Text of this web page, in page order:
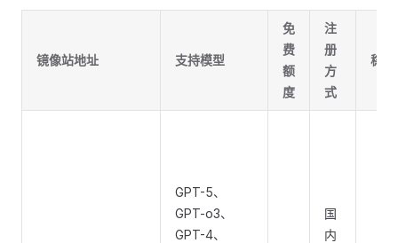
镜像站地址 支持模型
免
费
额
度
注
册
方
式
稳定
GPT-5、
GPT-o3、
GPT-4、
国
内